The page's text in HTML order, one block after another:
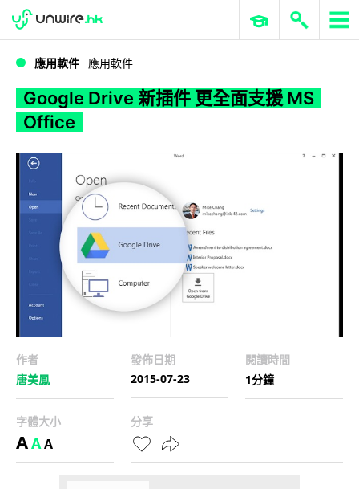
Google Drive 新插件 更全面支援 MS Office
WWDC 2026 ERP 與商業 AI
應用軟件 應用軟件
Google Drive 新插件 更全面支援 MS
Office
作者
唐美鳳
發佈日期
2015-07-23
閱讀時間
1分鐘
字體大小
AAA
分享